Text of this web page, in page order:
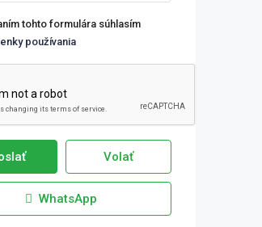
tohto formulára súhlasím
používania
Volať
WhatsApp